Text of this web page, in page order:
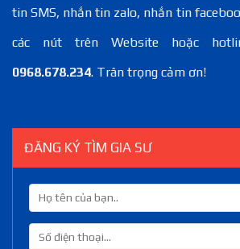
tin SMS, nhắn tin zalo, nhắn tin
các nút trên Website hoặc
0968.678.234. Trân trọng cảm ơn!
ĐĂNG KÝ TÌM GIA SƯ